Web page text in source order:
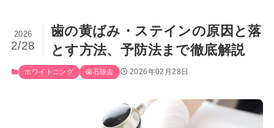
歯の黄ばみ・ステインの原因と落
とす方法、予防法まで徹底解説
2026
2/28
ホワイトニング 歯石除去 2026年02月28日